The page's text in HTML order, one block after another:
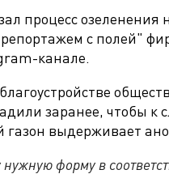
процесс озеленения
с полей"
канале.
заранее, чтобы к
выдерживает
форму в